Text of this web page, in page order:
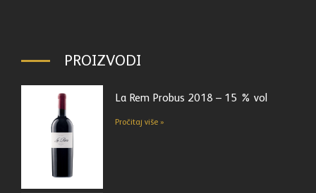
PROIZVODI
La Rem Probus 2018 – 15 % vol
Pročitaj više »